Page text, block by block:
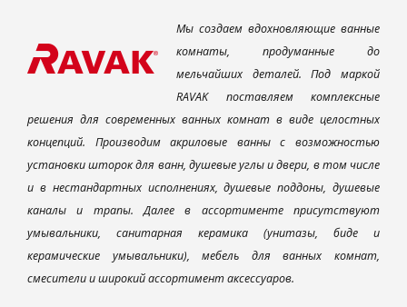
Мы создаем вдохновляющие ванные
комнаты, продуманные до
мельчайших деталей. Под маркой
RAVAK поставляем комплексные
решения для современных ванных комнат в виде целостных
концепций. Производим акриловые ванны с возможностью
установки шторок для ванн, душевые углы и двери, в том числе
и в нестандартных исполнениях, душевые поддоны, душевые
каналы и трапы. Далее в ассортименте присутствуют
умывальники, санитарная керамика (унитазы, биде и
керамические умывальники), мебель для ванных комнат,
смесители и широкий ассортимент аксессуаров.